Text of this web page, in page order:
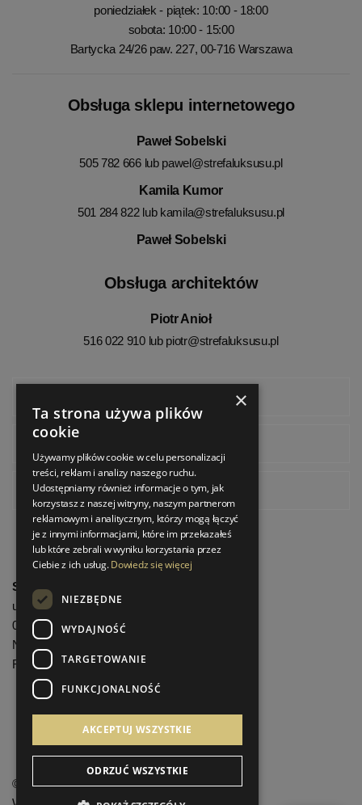
poniedziałek - piątek: 10:00 - 18:00
sobota: 10:00 - 15:00
Bartycka 24/26 paw. 227, 00-716 Warszawa
Obsługa sklepu internetowego
Paweł Sobelski
505 782 666 lub pawel@strefaluksusu.pl
Kamila Kumor
501 284 822 lub kamila@strefaluksusu.pl
Paweł Sobelski
Obsługa architektów
Piotr Anioł
516 022 910 lub piotr@strefaluksusu.pl
Pinterest
StrefaLuksusu.pl
ul. Bartycka 24/26 Pawilon 227
00-716 Warszawa
NIP: 8251972213
REGON: 06035139
Menu informacyjne
©
StrefaLuksusu.pl
×
Ta strona używa plików
cookie
Używamy plików cookie w celu personalizacji
treści, reklam i analizy naszego ruchu.
Udostępniamy również informacje o tym, jak
korzystasz z naszej witryny, naszym partnerom
reklamowym i analitycznym, którzy mogą łączyć
je z innymi informacjami, które im przekazałeś
lub które zebrali w wyniku korzystania przez
Ciebie z ich usług.Dowiedz się więcej
NIEZBĘDNE
WYDAJNOŚĆ
TARGETOWANIE
FUNKCJONALNOŚĆ
AKCEPTUJ WSZYSTKIE
ODRZUĆ WSZYSTKIE